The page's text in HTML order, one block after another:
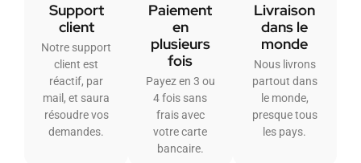
Support
client
Notre support
client est
réactif, par
mail, et saura
résoudre vos
demandes.
Paiement
en
plusieurs
fois
Payez en 3 ou
4 fois sans
frais avec
votre carte
bancaire.
Livraison
dans le
monde
Nous livrons
partout dans
le monde,
presque tous
les pays.